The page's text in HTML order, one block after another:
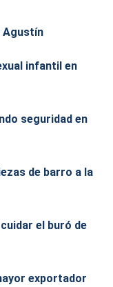
Agustín
infantil en
seguridad en
de barro a la
el buró de
exportador